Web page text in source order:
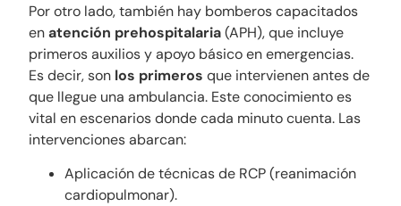
Por otro lado, también hay bomberos capacitados
enatención prehospitalaria(APH), que incluye
primeros auxilios y apoyo básico en emergencias.
Es decir, son los primerosque intervienen antes de
que llegue una ambulancia. Este conocimiento es
vital en escenarios donde cada minuto cuenta. Las
intervenciones abarcan:
Aplicación de técnicas de RCP (reanimación
cardiopulmonar).